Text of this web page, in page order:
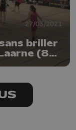
27/03/2021
briller
(80-